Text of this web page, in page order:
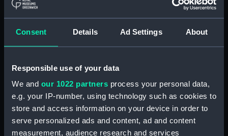
Consent Details Ad Settings About
Responsible use of your data
We and our 1022 partners process your personal data,
e.g. your IP-number, using technology such as cookies to
store and access information on your device in order to
serve personalized ads and content, ad and content
measurement, audience research and services
Mende, Florac, Meyrveis,
(PBH8042(53))
No.56 Departement de
de Milhau, Vigan, St Affrique
(Map; Print) (PBH8042(54))
No.57 Departement de
l'Herault: Districts de Lodeve,
Bezier, St Pons (Map; Print)
(PBH8042(55))